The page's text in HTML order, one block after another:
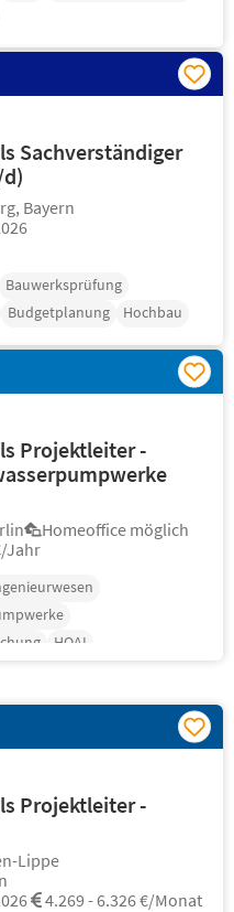
Sachverständiger
Bayern
Bauwerksprüfung
Budgetplanung Hochbau
Projektleiter -
Homeoffice möglich
Jahr
HOAI
Projektleiter -
Lippe
4.269 - 6.326 €/Monat